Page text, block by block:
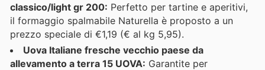
classico/light gr 200: Perfetto per tartine e aperitivi,
il formaggio spalmabile Naturella è proposto a un
prezzo speciale di €1,19 (€ al kg 5,95).
Uova Italiane fresche vecchio paese da
allevamento a terra 15 UOVA: Garantite per